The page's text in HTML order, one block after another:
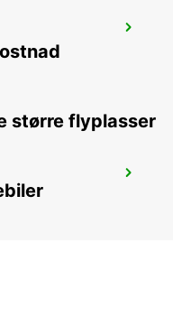
større flyplasser